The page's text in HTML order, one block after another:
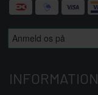
INFORMATION